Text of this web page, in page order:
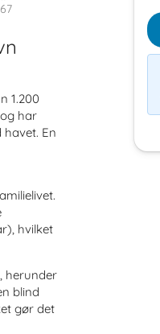
1.200
har
En
hvilket
herunder
blind
gør det